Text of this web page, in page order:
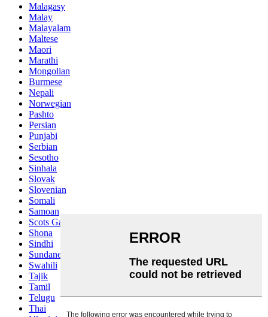
Malagasy
Malay
Malayalam
Maltese
Maori
Marathi
Mongolian
Burmese
Nepali
Norwegian
Pashto
Persian
Punjabi
Serbian
Sesotho
Sinhala
Slovak
Slovenian
Somali
Samoan
Scots Gaelic
Shona
Sindhi
Sundanese
Swahili
Tajik
Tamil
Telugu
Thai